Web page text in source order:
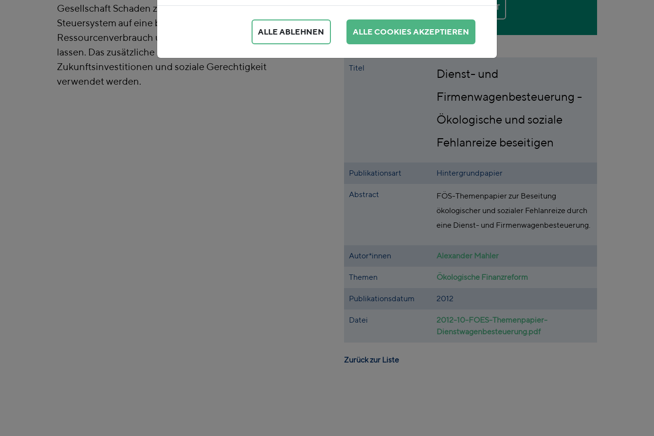
Gesellschaft Schaden zufügen, indem wir unser
Steuersystem auf eine breitere Basis stellen sowie
Ressourcenverbrauch und Klimabelastung teurer werden
lassen. Das zusätzliche Aufkommen sollte nachhaltig für
Zukunftsinvestitionen und soziale Gerechtigkeit
verwendet werden.
KONTAKT
Titel
Dienst- und
Firmenwagenbesteuerung -
Ökologische und soziale
Fehlanreize beseitigen
Publikationsart Hintergrundpapier
Abstract
FÖS-Themenpapier zur Beseitung
ökologischer und sozialer Fehlanreize durch
eine Dienst- und Firmenwagenbesteuerung.
Autor*innen Alexander Mahler
Themen Ökologische Finanzreform
Publikationsdatum 2012
Datei
2012-10-FOES-Themenpapier-
Dienstwagenbesteuerung.pdf
Zurück zur Liste
ALLE ABLEHNEN ALLE COOKIES AKZEPTIEREN